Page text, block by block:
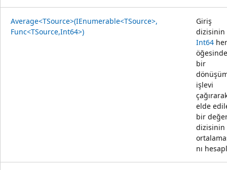
Average<TSource>(IEnumerable<TSource>,
Func<TSource,Int64>)
Giriş
dizisinin
Int64 her
öğesinde
bir
işlevi
elde
bir
dizisinin
nı